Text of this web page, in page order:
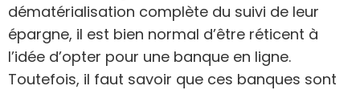
dématérialisation complète du suivi de leur
épargne, il est bien normal d’être réticent à
l’idée d’opter pour une banque en ligne.
Toutefois, il faut savoir que ces banques sont